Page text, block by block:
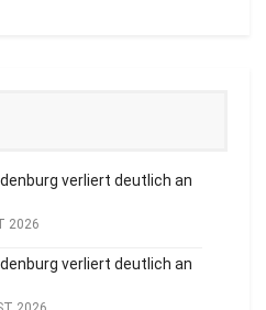
verliert deutlich an
2026
verliert deutlich an